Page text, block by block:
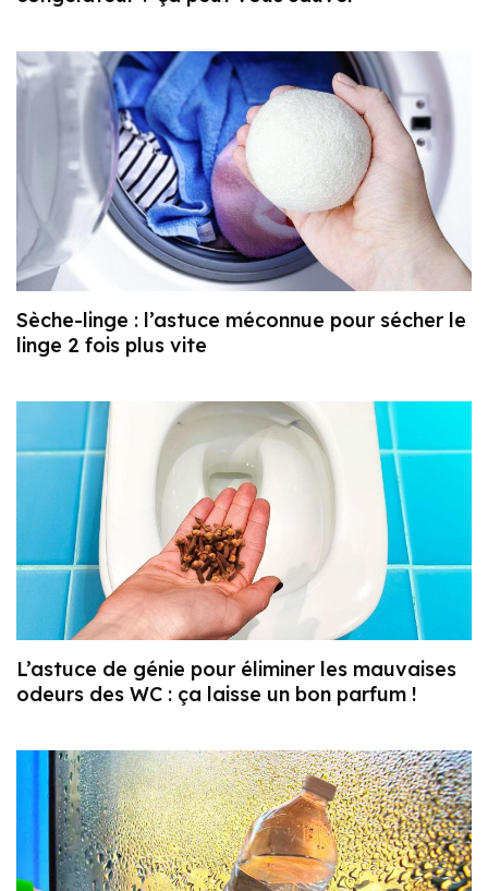
Sèche-linge : l’astuce méconnue pour sécher le
linge 2 fois plus vite
L’astuce de génie pour éliminer les mauvaises
odeurs des WC : ça laisse un bon parfum !